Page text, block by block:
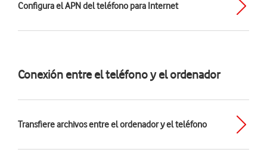
Configura el APN del teléfono para Internet
Conexión entre el teléfono y el ordenador
Transfiere archivos entre el ordenador y el teléfono